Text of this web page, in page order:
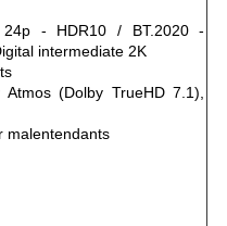
- HDR10 / BT.2020 -
intermediate 2K
(Dolby TrueHD 7.1),
malentendants